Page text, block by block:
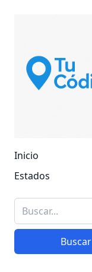
Inicio
Estados
Buscar